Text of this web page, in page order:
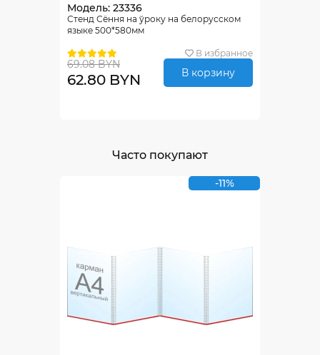
Модель: 23336
Стенд Сёння на ўроку на белорусском
языке 500*580мм
В избранное
69.08 BYN
62.80 BYN В корзину
Часто покупают
-11%